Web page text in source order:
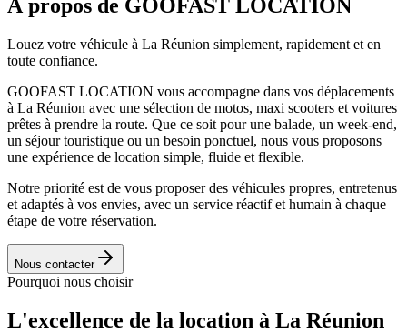
À propos de GOOFAST LOCATION
Louez votre véhicule à La Réunion simplement, rapidement et en
toute confiance.
GOOFAST LOCATION vous accompagne dans vos déplacements
à La Réunion avec une sélection de motos, maxi scooters et voitures
prêtes à prendre la route. Que ce soit pour une balade, un week-end,
un séjour touristique ou un besoin ponctuel, nous vous proposons
une expérience de location simple, fluide et flexible.
Notre priorité est de vous proposer des véhicules propres, entretenus
et adaptés à vos envies, avec un service réactif et humain à chaque
étape de votre réservation.
Nous contacter
Pourquoi nous choisir
L'excellence de la location à La Réunion